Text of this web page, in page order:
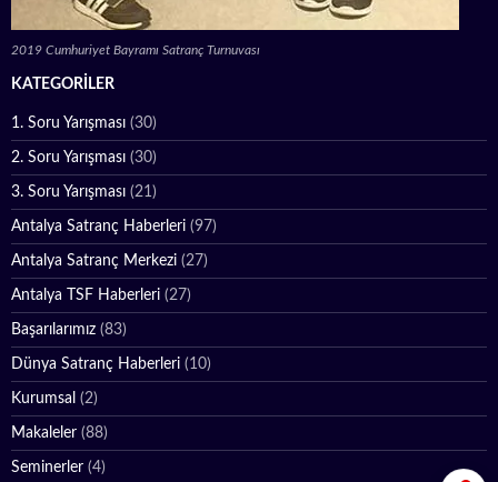
2019 Cumhuriyet Bayramı Satranç Turnuvası
KATEGORILER
1. Soru Yarışması (30)
2. Soru Yarışması (30)
3. Soru Yarışması (21)
Antalya Satranç Haberleri (97)
Antalya Satranç Merkezi (27)
Antalya TSF Haberleri (27)
Başarılarımız (83)
Dünya Satranç Haberleri (10)
Kurumsal (2)
Makaleler (88)
Seminerler (4)